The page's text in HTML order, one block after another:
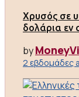
Χρυσός σε
δολάρια εν
by
2 εβδομάδες